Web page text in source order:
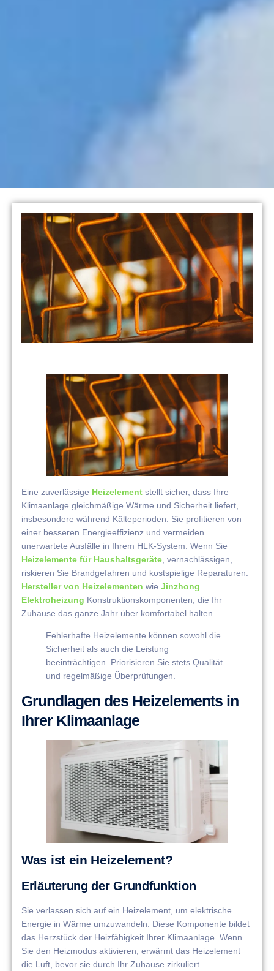
Eine zuverlässige Heizelement stellt sicher, dass Ihre
Klimaanlage gleichmäßige Wärme und Sicherheit liefert,
insbesondere während Kälteperioden. Sie profitieren von
einer besseren Energieeffizienz und vermeiden
unerwartete Ausfälle in Ihrem HLK-System. Wenn Sie
Heizelemente für Haushaltsgeräte , vernachlässigen,
riskieren Sie Brandgefahren und kostspielige Reparaturen.
Hersteller von Heizelementen wie Jinzhong
Elektroheizung Konstruktionskomponenten, die Ihr
Zuhause das ganze Jahr über komfortabel halten.
Fehlerhafte Heizelemente können sowohl die
Sicherheit als auch die Leistung
beeinträchtigen. Priorisieren Sie stets Qualität
und regelmäßige Überprüfungen.
Grundlagen des Heizelements in
Ihrer Klimaanlage
Was ist ein Heizelement?
Erläuterung der Grundfunktion
Sie verlassen sich auf ein Heizelement, um elektrische
Energie in Wärme umzuwandeln. Diese Komponente bildet
das Herzstück der Heizfähigkeit Ihrer Klimaanlage. Wenn
Sie den Heizmodus aktivieren, erwärmt das Heizelement
die Luft, bevor sie durch Ihr Zuhause zirkuliert.